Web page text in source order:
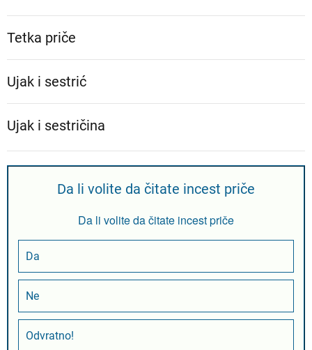
Tetka priče
Ujak i sestrić
Ujak i sestričina
Da li volite da čitate incest priče
Da li volite da čitate incest priče
Da
Ne
Odvratno!